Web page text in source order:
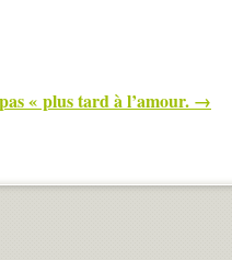
« plus tard à l’amour. →